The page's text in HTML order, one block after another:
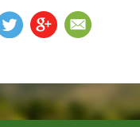
TW GP EM